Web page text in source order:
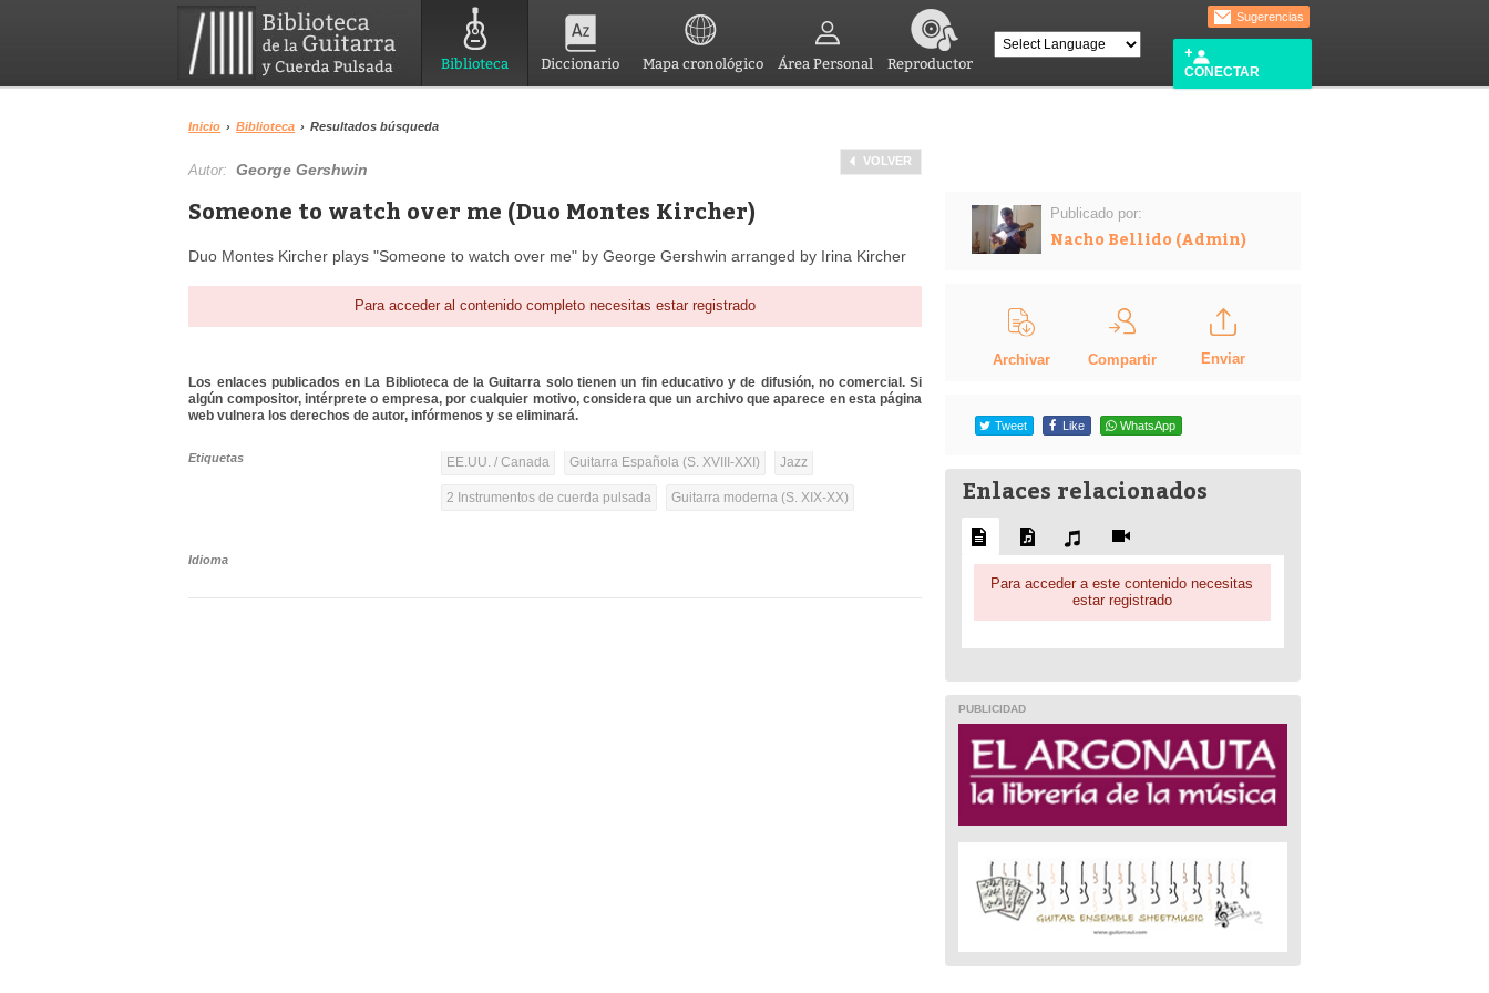
Biblioteca Diccionario Mapa cronológico Área Personal Reproductor
Sugerencias
CONECTAR
Inicio › Biblioteca › Resultados búsqueda
VOLVER
Autor:George Gershwin
Someone to watch over me (Duo Montes Kircher)
Duo Montes Kircher plays "Someone to watch over me" by George Gershwin arranged by Irina Kircher
Para acceder al contenido completo necesitas estar registrado
Los enlaces publicados en La Biblioteca de la Guitarra solo tienen un fin educativo y de difusión, no comercial. Si
algún compositor, intérprete o empresa, por cualquier motivo, considera que un archivo que aparece en esta página
web vulnera los derechos de autor, infórmenos y se eliminará.
Etiquetas EE.UU. / Canada Guitarra Española (S. XVIII-XXI) Jazz
2 Instrumentos de cuerda pulsada Guitarra moderna (S. XIX-XX)
Idioma
Publicado por:
Nacho Bellido (Admin)
Archivar Compartir Enviar
Tweet Like WhatsApp
Enlaces relacionados
Para acceder a este contenido necesitas
estar registrado
PUBLICIDAD